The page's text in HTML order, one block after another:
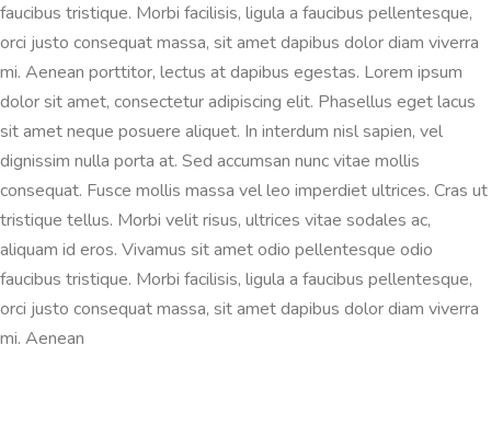
faucibus tristique. Morbi facilisis, ligula a faucibus pellentesque,
orci justo consequat massa, sit amet dapibus dolor diam viverra
mi. Aenean porttitor, lectus at dapibus egestas. Lorem ipsum
dolor sit amet, consectetur adipiscing elit. Phasellus eget lacus
sit amet neque posuere aliquet. In interdum nisl sapien, vel
dignissim nulla porta at. Sed accumsan nunc vitae mollis
consequat. Fusce mollis massa vel leo imperdiet ultrices. Cras ut
tristique tellus. Morbi velit risus, ultrices vitae sodales ac,
aliquam id eros. Vivamus sit amet odio pellentesque odio
faucibus tristique. Morbi facilisis, ligula a faucibus pellentesque,
orci justo consequat massa, sit amet dapibus dolor diam viverra
mi. Aenean